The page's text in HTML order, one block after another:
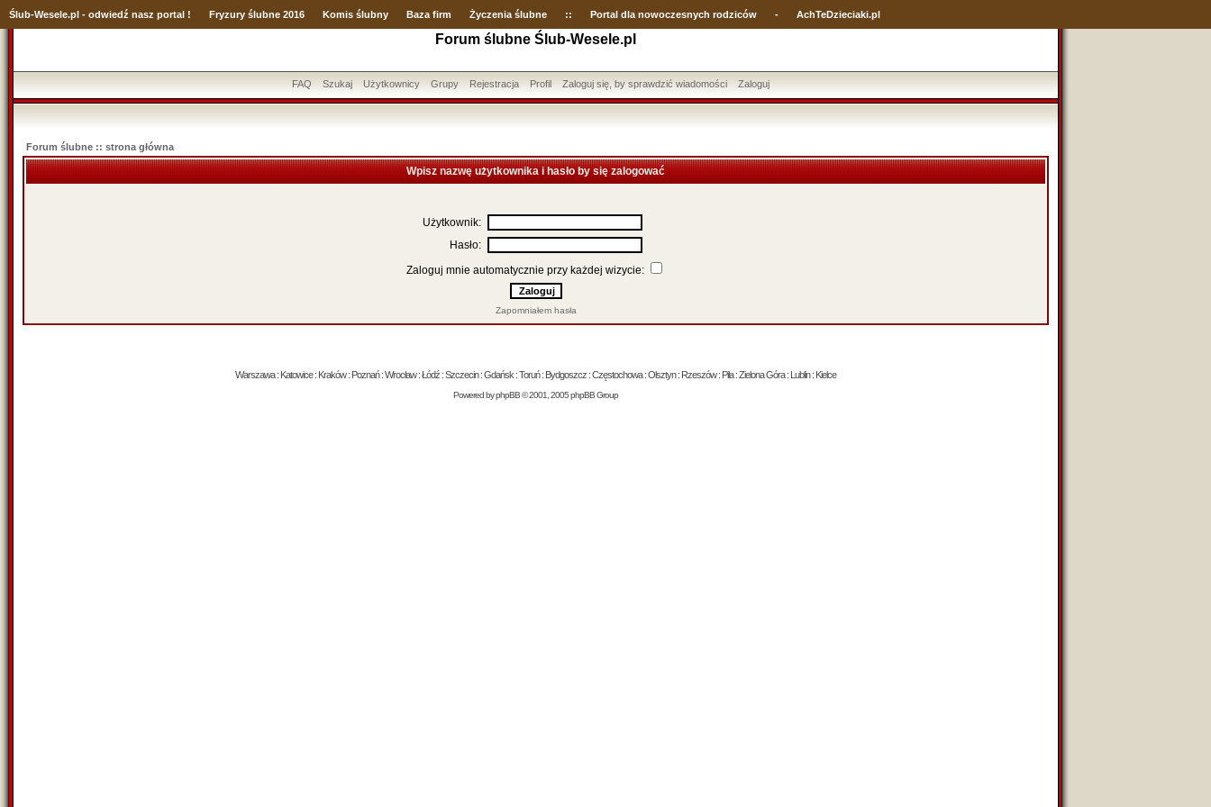
Ślub-Wesele.pl - odwiedź nasz portal ! Fryzury ślubne 2016 Komis ślubny Baza firm Życzenia ślubne :: Portal dla nowoczesnych rodziców - AchTeDzieciaki.pl
Forum ślubne Ślub-Wesele.pl
FAQ Szukaj Użytkownicy Grupy Rejestracja Profil Zaloguj się, by sprawdzić wiadomości Zaloguj
Forum ślubne :: strona główna
Wpisz nazwę użytkownika i hasło by się zalogować
Użytkownik:
Hasło:
Zaloguj mnie automatycznie przy każdej wizycie:
Zapomniałem hasła
Warszawa : Katowice : Kraków : Poznań : Wrocław : Łódź : Szczecin : Gdańsk : Toruń : Bydgoszcz : Częstochowa : Olsztyn : Rzeszów : Piła : Zielona Góra : Lublin : Kielce
Powered byphpBB© 2001, 2005 phpBB Group